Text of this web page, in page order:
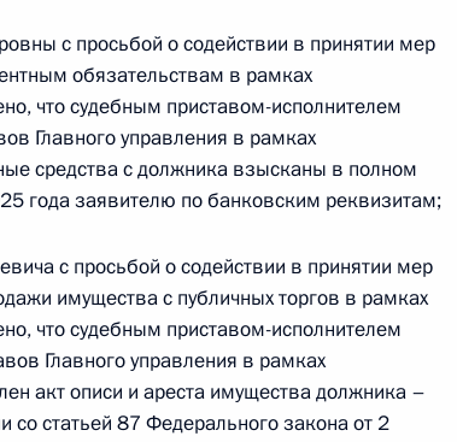
Федерации руководителем Главного
приставов по городу Москве Николаем
Российской Федерации по приёму граждан
Президента Российской Федерации
службы судебных приставов
провёл в Приёмной Президента Российской
с просьбой о содействии в принятии мер
обязательствам в рамках
что судебным приставом-исполнителем
Главного управления в рамках
средства с должника взысканы в полном
года заявителю по банковским реквизитам;
с просьбой о содействии в принятии мер
имущества с публичных торгов в рамках
что судебным приставом-исполнителем
Главного управления в рамках
акт описи и ареста имущества должника –
со статьей 87 Федерального закона от 2